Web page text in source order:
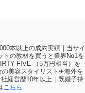
本以上の成約実績｜当サ
トの教材を買うと業界No1を
FIVE-（5万円相当）を
美容スタイリスト✈海外を
経営歴10年以上｜既婚子持
こちら